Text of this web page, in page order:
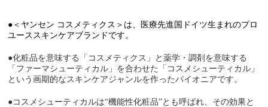
●＜ヤンセン コスメティクス＞は、医療先進国ドイツ生まれのプロ
ユーススキンケアブランドです。
●化粧品を意味する「コスメティクス」と薬学・調剤を意味する
「ファーマシューティカル」を合わせた「コスメシューティカル」
という画期的なスキンケアジャンルを作ったパイオニアです。
●コスメシューティカルは“機能性化粧品”とも呼ばれ、その効果と